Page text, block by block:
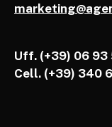
Uff. (+39) 06
Cell. (+39) 340